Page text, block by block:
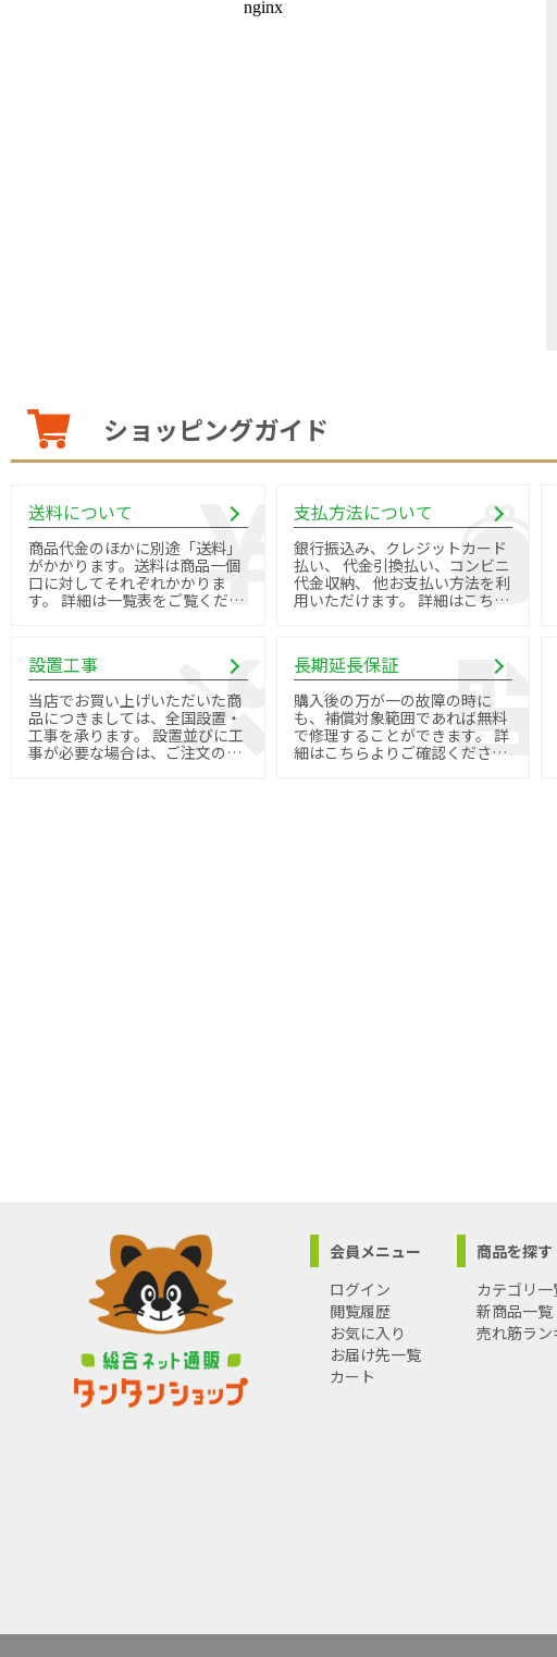
ショッピングガイド
送料について
商品代金のほかに別途「送料」
がかかります。送料は商品一個
口に対してそれぞれかかりま
す。 詳細は一覧表をご覧くださ
支払方法について
銀行振込み、クレジットカード
払い、 代金引換払い、コンビニ
代金収納、 他お支払い方法を利
用いただけます。 詳細はこちら
設置工事
当店でお買い上げいただいた商
品につきましては、全国設置・
工事を承ります。 設置並びに工
事が必要な場合は、ご注文の際
長期延長保証
購入後の万が一の故障の時に
も、補償対象範囲であれば無料
で修理することができます。 詳
細はこちらよりご確認くださ
会員メニュー
ログイン
閲覧履歴
お気に入り
お届け先一覧
カート
商品を探す
カテゴリ一
新商品一覧
売れ筋ラ